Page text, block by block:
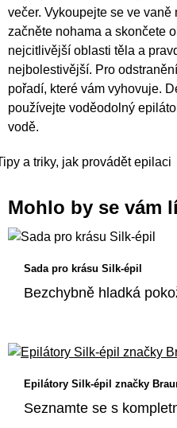
večer. Vykoupejte se ve
začněte nohama a skončete
nejcitlivější oblasti těla a
nejbolestivější. Pro
pořadí, které vám vyhovuje.
používejte voděodolný
vodě.
a triky, jak provádět epilaci
Mohlo by se vám
Sada pro krásu Silk-épil
Bezchybně hladká
Epilátory Silk-épil značky
Seznamte se s